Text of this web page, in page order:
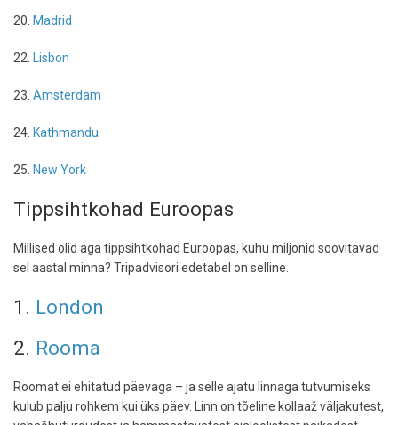
20. Madrid
22. Lisbon
23. Amsterdam
24. Kathmandu
25. New York
Tippsihtkohad Euroopas
Millised olid aga tippsihtkohad Euroopas, kuhu miljonid soovitavad
sel aastal minna? Tripadvisori edetabel on selline.
1. London
2. Rooma
Roomat ei ehitatud päevaga – ja selle ajatu linnaga tutvumiseks
kulub palju rohkem kui üks päev. Linn on tõeline kollaaž väljakutest,